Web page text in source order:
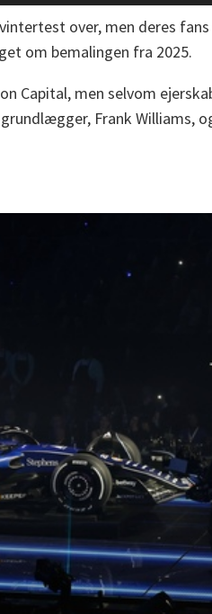
over, men deres
om bemalingen fra 2025.
Capital, men selvom
Frank Williams,